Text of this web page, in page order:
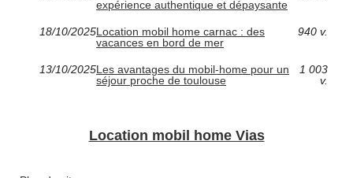
expérience authentique et dépaysante
18/10/2025Location mobil home carnac : des
vacances en bord de mer
940 v.
13/10/2025Les avantages du mobil-home pour un
séjour proche de toulouse
1 003
v.
Location mobil home Vias